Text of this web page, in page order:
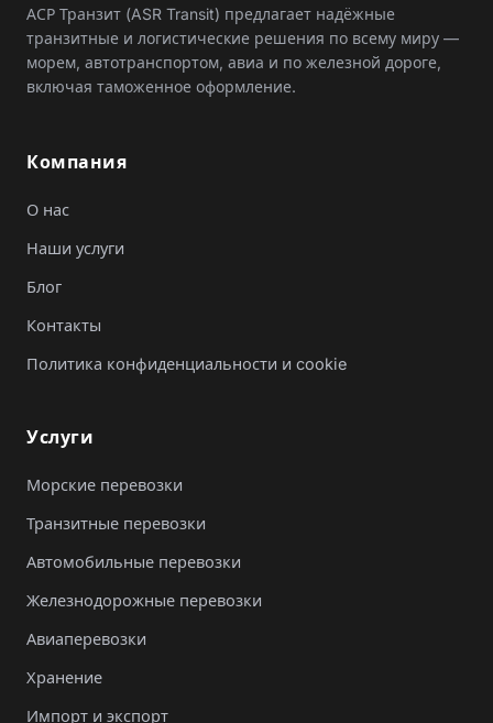
АСР Транзит (ASR Transit) предлагает надёжные
транзитные и логистические решения по всему миру —
морем, автотранспортом, авиа и по железной дороге,
включая таможенное оформление.
Компания
О нас
Наши услуги
Блог
Контакты
Политика конфиденциальности и cookie
Услуги
Морские перевозки
Транзитные перевозки
Автомобильные перевозки
Железнодорожные перевозки
Авиаперевозки
Хранение
Импорт и экспорт